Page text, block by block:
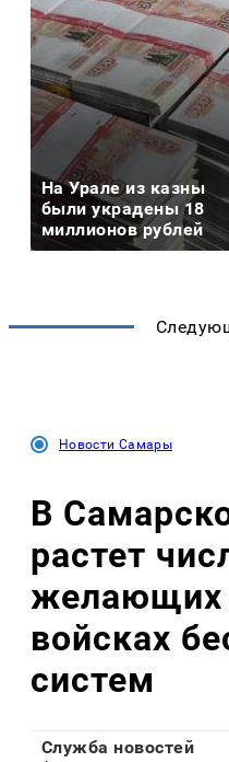
На Урале из казны
были украдены 18
миллионов рублей
Новости Самары
В
растет
желающих
войсках
систем
Служба новостей